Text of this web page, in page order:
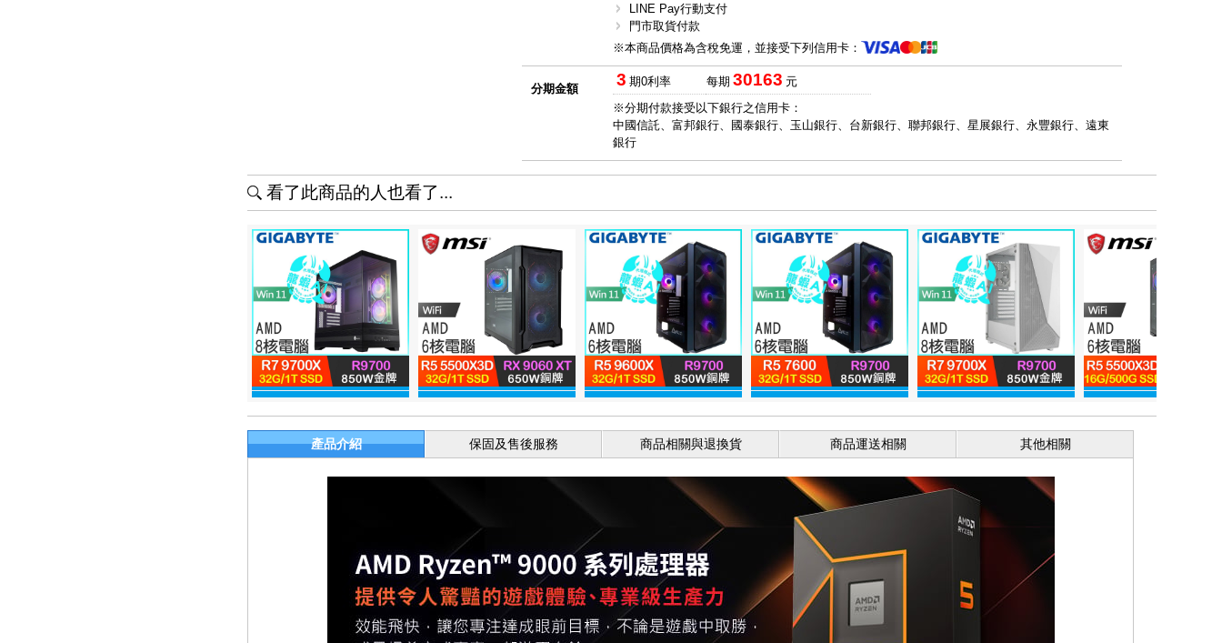
LINE Pay行動支付
門市取貨付款
※本商品價格為含稅免運，並接受下列信用卡：
分期金額 3 期0利率 每期 30163 元
※分期付款接受以下銀行之信用卡：
中國信託、富邦銀行、國泰銀行、玉山銀行、台新銀行、聯邦銀行、星展銀行、永豐銀行、遠東
銀行
看了此商品的人也看了...
產品介紹 保固及售後服務 商品相關與退換貨 商品運送相關 其他相關